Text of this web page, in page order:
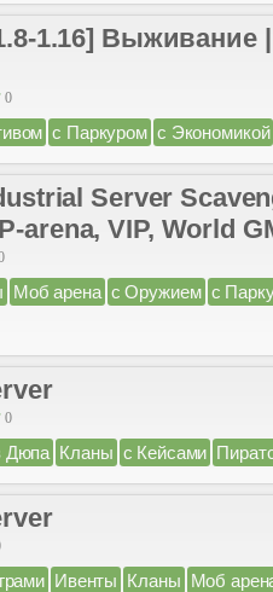
1.16] Выживание
0
с Паркуром с Экономикой
Server
arena, VIP, World
Моб арена с Оружием с
0
Дюпа Кланы с Кейсами
Ивенты Кланы Моб